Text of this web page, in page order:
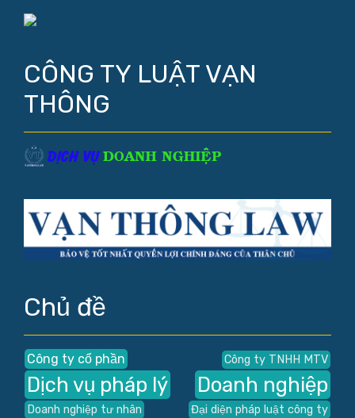
CÔNG TY LUẬT VẠN
THÔNG
Chủ đề
Công ty cổ phần Công ty TNHH MTV
Dịch vụ pháp lý Doanh nghiệp
Doanh nghiệp tư nhân Đại diện pháp luật công ty